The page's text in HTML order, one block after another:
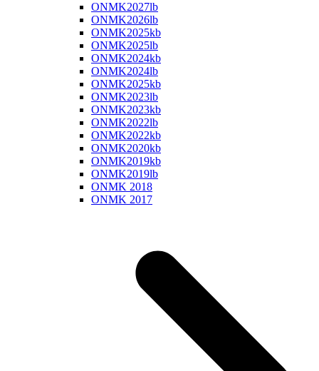
ONMK2027lb
ONMK2026lb
ONMK2025kb
ONMK2025lb
ONMK2024kb
ONMK2024lb
ONMK2025kb
ONMK2023lb
ONMK2023kb
ONMK2022lb
ONMK2022kb
ONMK2020kb
ONMK2019kb
ONMK2019lb
ONMK 2018
ONMK 2017